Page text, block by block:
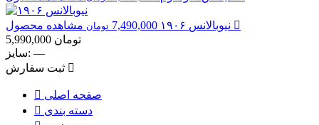
نیوبالانس ۱۹۰۶ 7,490,000 تومان
5,990,000 تومان
سایز: —
صفحه اصلی
دسته بندی